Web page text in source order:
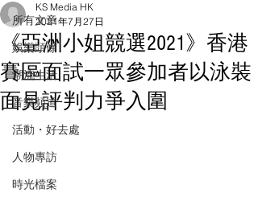
所有文章
娛樂頭條
潮流生活
音樂頻道
活動・好去處
人物專訪
時光檔案
《亞洲小姐競選2021》香港
賽區面試一眾參加者以泳裝
面見評判力爭入圍
KS Media HK
2021年7月27日